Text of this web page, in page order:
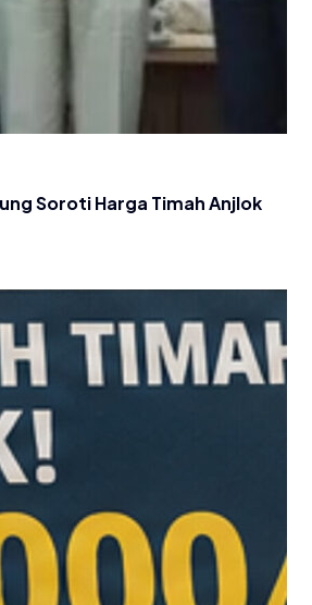
Soroti Harga Timah Anjlok